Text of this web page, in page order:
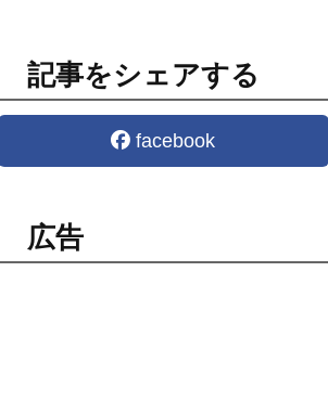
記事をシェアする
facebook
広告